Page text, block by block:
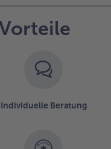
Individuelle Beratung